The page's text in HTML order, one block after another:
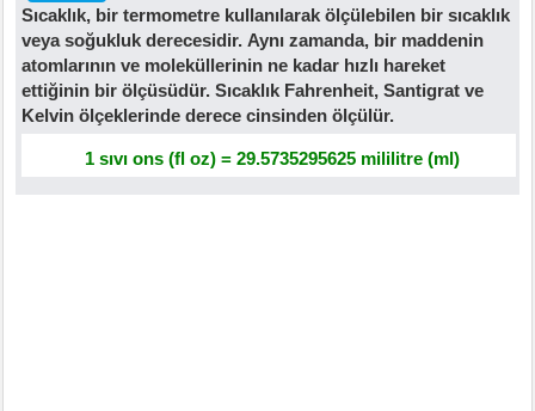
Sıcaklık, bir termometre kullanılarak ölçülebilen bir sıcaklık
veya soğukluk derecesidir. Aynı zamanda, bir maddenin
atomlarının ve moleküllerinin ne kadar hızlı hareket
ettiğinin bir ölçüsüdür. Sıcaklık Fahrenheit, Santigrat ve
Kelvin ölçeklerinde derece cinsinden ölçülür.
1 sıvı ons (fl oz) = 29.5735295625 mililitre (ml)